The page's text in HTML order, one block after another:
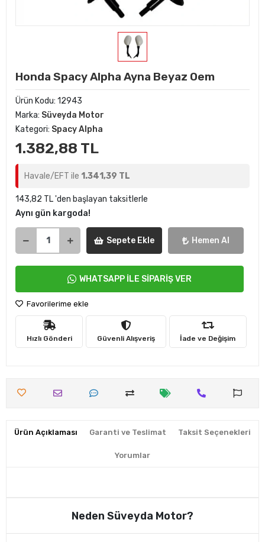
Honda Spacy Alpha Ayna Beyaz Oem
Ürün Kodu: 12943
Marka: Süveyda Motor
Kategori: Spacy Alpha
1.382,88 TL
Havale/EFT ile 1.341,39 TL
143,82 TL 'den başlayan taksitlerle
Aynı gün kargoda!
Sepete Ekle Hemen Al
WHATSAPP İLE SİPARİŞ VER
Favorilerime ekle
Hızlı Gönderi Güvenli Alışveriş İade ve Değişim
Ürün Açıklaması Garanti ve Teslimat Taksit Seçenekleri
Yorumlar
Neden Süveyda Motor?